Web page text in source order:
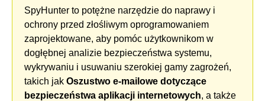
SpyHunter to potężne narzędzie do naprawy i
ochrony przed złośliwym oprogramowaniem
zaprojektowane, aby pomóc użytkownikom w
dogłębnej analizie bezpieczeństwa systemu,
wykrywaniu i usuwaniu szerokiej gamy zagrożeń,
takich jak Oszustwo e-mailowe dotyczące
bezpieczeństwa aplikacji internetowych, a także